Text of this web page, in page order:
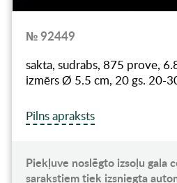
№ 92449
sakta, sudrabs, 875 prove,
izmērs Ø 5.5 cm, 20 gs. 20-
Pilns apraksts
Piekļuve noslēgto izsoļu gala
sarakstiem tiek izsniegta